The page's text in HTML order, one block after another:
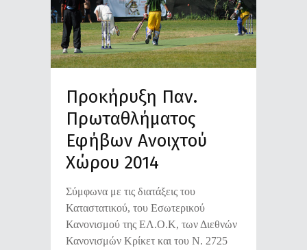
Προκήρυξη Παν.
Πρωταθλήματος
Εφήβων Ανοιχτού
Χώρου 2014
Σύμφωνα με τις διατάξεις του
Καταστατικού, του Εσωτερικού
Κανονισμού της ΕΛ.Ο.Κ, των Διεθνών
Κανονισμών Κρίκετ και του Ν. 2725